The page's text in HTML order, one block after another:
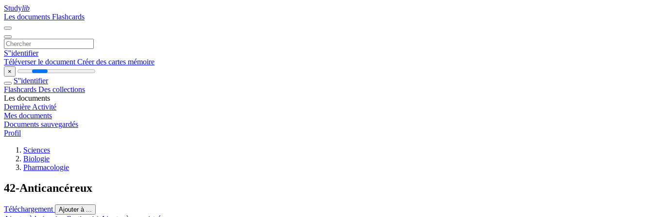
Studylib
Les documents Flashcards
S''identifier
Téléverser le document Créer des cartes mémoire
×
S''identifier
Flashcards Des collections
Les documents
Dernière Activité
Mes documents
Documents sauvegardés
Profil
Sciences
Biologie
Pharmacologie
42-Anticancéreux
Téléchargement Ajouter à ...